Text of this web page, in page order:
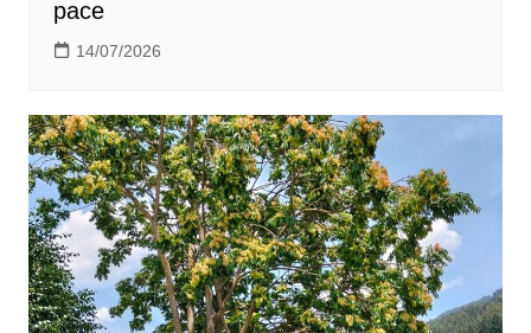
pace
14/07/2026